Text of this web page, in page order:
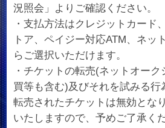
況照会」よりご確認ください。
・支払方法はクレジットカード
トア、ペイジー対応ATM、ネッ
らご選択いただけます。
・チケットの転売(ネットオー
買等も含む)及びそれを試みる行
転売されたチケットは無効とな
いたしますので、予めご了承く